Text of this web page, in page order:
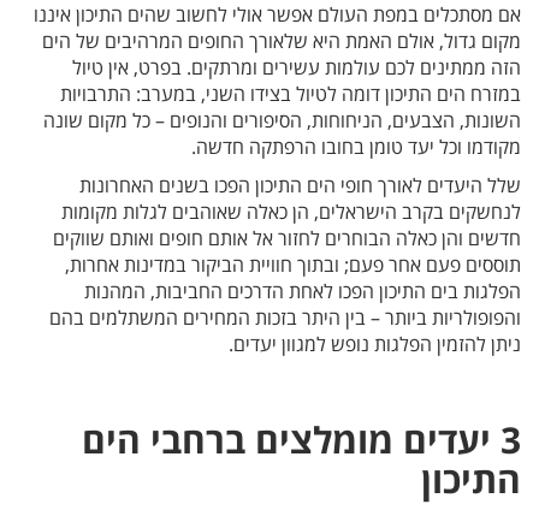
אם מסתכלים במפת העולם אפשר אולי לחשוב שהים התיכון איננו
מקום גדול, אולם האמת היא שלאורך החופים המרהיבים של הים
הזה ממתינים לכם עולמות עשירים ומרתקים. בפרט, אין טיול
במזרח הים התיכון דומה לטיול בצידו השני, במערב: התרבויות
השונות, הצבעים, הניחוחות, הסיפורים והנופים – כל מקום שונה
מקודמו וכל יעד טומן בחובו הרפתקה חדשה.
שלל היעדים לאורך חופי הים התיכון הפכו בשנים האחרונות
לנחשקים בקרב הישראלים, הן כאלה שאוהבים לגלות מקומות
חדשים והן כאלה הבוחרים לחזור אל אותם חופים ואותם שווקים
תוססים פעם אחר פעם; ובתוך חוויית הביקור במדינות אחרות,
הפלגות בים התיכון הפכו לאחת הדרכים החביבות, המהנות
והפופולריות ביותר – בין היתר בזכות המחירים המשתלמים בהם
ניתן להזמין הפלגות נופש למגוון יעדים.
3 יעדים מומלצים ברחבי הים
התיכון